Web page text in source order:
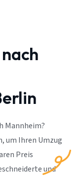
Mannheim?
um Ihren Umzug
Preis
und